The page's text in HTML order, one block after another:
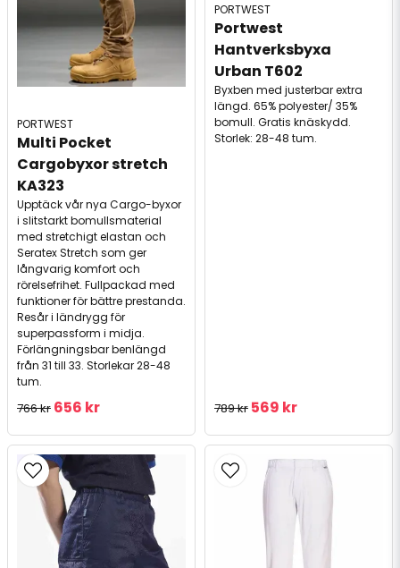
PORTWEST
Multi Pocket
Cargobyxor stretch
KA323
Upptäck vår nya Cargo-byxor
i slitstarkt bomullsmaterial
med stretchigt elastan och
Seratex Stretch som ger
långvarig komfort och
rörelsefrihet. Fullpackad med
funktioner för bättre prestanda.
Resår i ländrygg för
superpassform i midja.
Förlängningsbar benlängd
från 31 till 33. Storlekar 28-48
tum.
766 kr 656 kr
PORTWEST
Portwest
Hantverksbyxa
Urban T602
Byxben med justerbar extra
längd. 65% polyester/ 35%
bomull. Gratis knäskydd.
Storlek: 28-48 tum.
789 kr 569 kr